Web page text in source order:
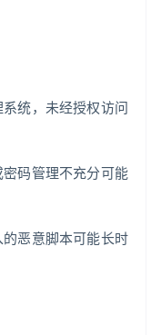
统，未经授权访问
码管理不充分可能
恶意脚本可能长时